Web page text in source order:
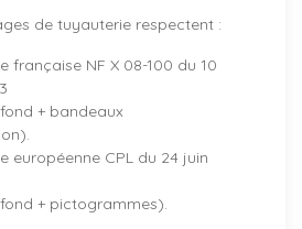
de tuyauterie respectent :
française NF X 08-100 du 10
+ bandeaux
européenne CPL du 24 juin
+ pictogrammes).